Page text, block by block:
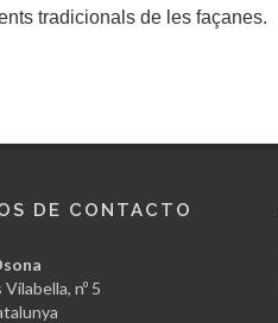
tradicionals de les façanes.
DE CONTACTO
Vilabella, nº 5